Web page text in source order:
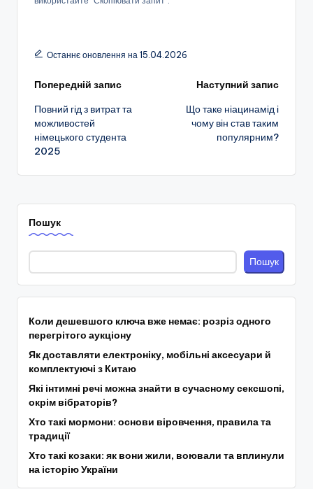
Останнє оновлення на 15.04.2026
Навігація
по
запису
Попередній запис
Повний гід з витрат та
можливостей
німецького студента
2025
Наступний запис
Що таке ніацинамід і
чому він став таким
популярним?
Пошук
Пошук
Коли дешевшого ключа вже немає: розріз одного
перегрітого аукціону
Як доставляти електроніку, мобільні аксесуари й
комплектуючі з Китаю
Які інтимні речі можна знайти в сучасному сексшопі,
окрім вібраторів?
Хто такі мормони: основи віровчення, правила та
традиції
Хто такі козаки: як вони жили, воювали та вплинули
на історію України